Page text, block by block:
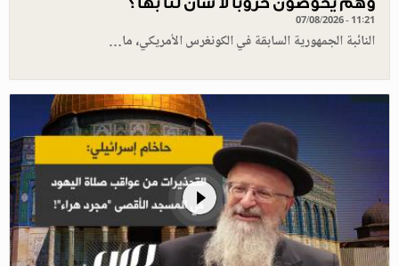
07/08/2026 - 11:21
النائبة الجمهورية السابقة في الكونغرس الأمريكي، ما…